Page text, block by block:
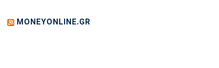
MONEYONLINE.GR